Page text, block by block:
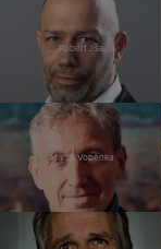
Robert Jíša
Martin Vopěnka